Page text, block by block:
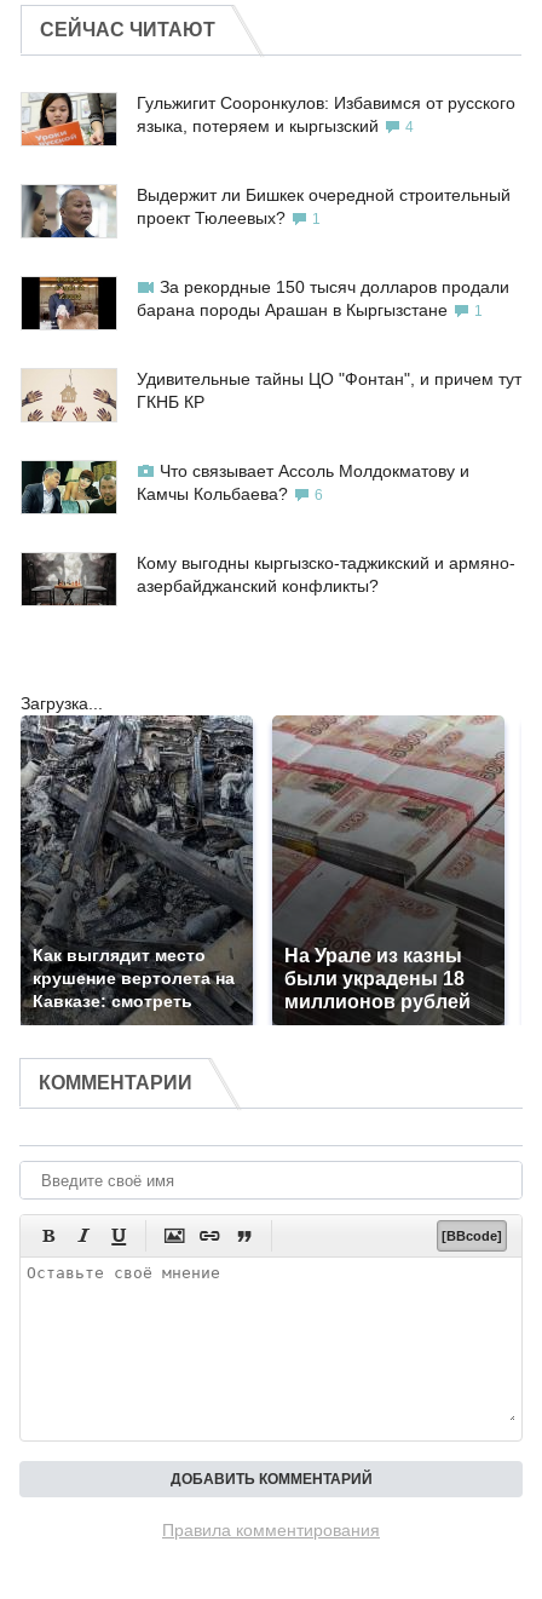
СЕЙЧАС ЧИТАЮТ
Гульжигит Сооронкулов: Избавимся от русского
языка, потеряем и кыргызский
4
Выдержит ли Бишкек очередной строительный
проект Тюлеевых?
1
За рекордные 150 тысяч долларов продали
барана породы Арашан в Кыргызстане
1
Удивительные тайны ЦО "Фонтан", и причем тут
ГКНБ КР
Что связывает Ассоль Молдокматову и
Камчы Кольбаева?
6
Кому выгодны кыргызско-таджикский и армяно-
азербайджанский конфликты?
Загрузка...
Как выглядит место
крушение вертолета на
Кавказе: смотреть
На Урале из казны
были украдены 18
миллионов рублей
КОММЕНТАРИИ
      [BBcode]
Правила комментирования